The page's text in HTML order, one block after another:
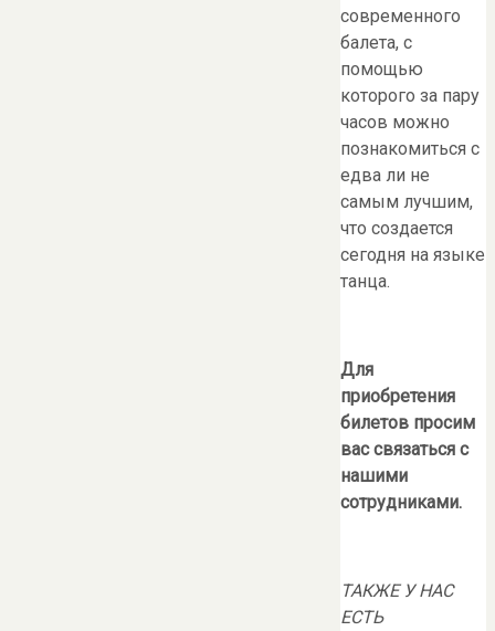
современного
балета, с
помощью
которого за пару
часов можно
познакомиться с
едва ли не
самым лучшим,
что создается
сегодня на языке
танца.
Для
приобретения
билетов просим
вас связаться с
нашими
сотрудниками.
ТАКЖЕ У НАС
ЕСТЬ